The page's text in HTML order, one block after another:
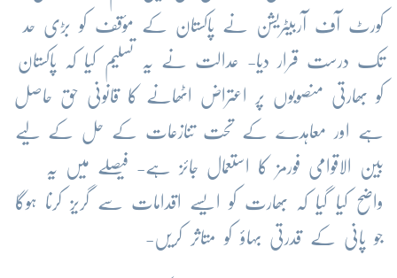
کورٹ آف آربیٹریشن نے پاکستان کے مؤقف کو بڑی حد
تک درست قرار دیا- عدالت نے یہ تسلیم کیا کہ پاکستان
کو بھارتی منصوبوں پر اعتراض اٹھانے کا قانونی حق حاصل
ہے اور معاہدے کے تحت تنازعات کے حل کے لیے
بین الاقوامی فورمز کا استعمال جائز ہے- فیصلے میں یہ
واضح کیا گیا کہ بھارت کو ایسے اقدامات سے گریز کرنا ہوگا
جو پانی کے قدرتی بہاؤ کو متاثر کریں-